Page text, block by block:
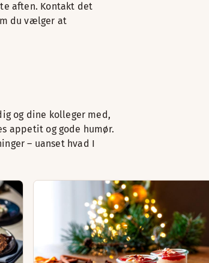
aften. Kontakt det
du vælger at
og dine kolleger med,
appetit og gode humør.
– uanset hvad I